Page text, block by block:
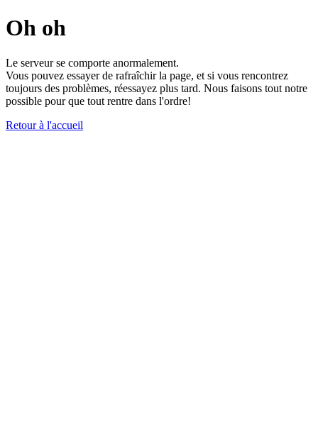
Oh oh
Le serveur se comporte anormalement.
Vous pouvez essayer de rafraîchir la page, et si vous rencontrez
toujours des problèmes, réessayez plus tard. Nous faisons tout notre
possible pour que tout rentre dans l'ordre!
Retour à l'accueil